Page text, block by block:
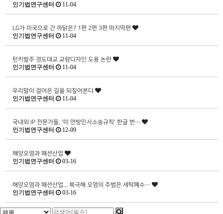
인기법연구센터 11-04
LG가 미국으로 간 까닭은? 1편 2편 3편 마지막편
인기법연구센터 11-04
턴키발주 경도대교 교량디자인 도용 논란
인기법연구센터 11-04
우리말이 걸어온 길을 되짚어본다
인기법연구센터 11-04
국내외 IP 전문가들, '미 연방민사소송규칙' 한글 번…
인기법연구센터 12-09
해양오염과 패션산업
인기법연구센터 03-16
해양오염과 패션산업... 북극해 오염의 주범은 세탁폐수…
인기법연구센터 03-16